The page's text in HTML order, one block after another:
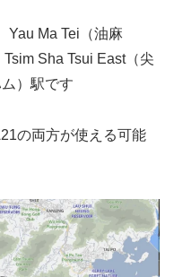
Yau Ma Tei（油麻
Sha Tsui East（尖
）駅です
の両方が使える可能